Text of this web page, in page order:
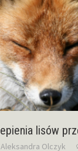
lisów
Aleksandra Olczyk